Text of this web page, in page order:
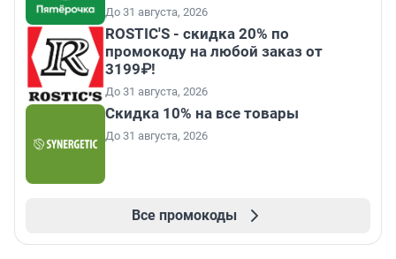
До 31 августа, 2026
ROSTIC'S - скидка 20% по
промокоду на любой заказ от
3199₽!
До 31 августа, 2026
Скидка 10% на все товары
До 31 августа, 2026
Все промокоды